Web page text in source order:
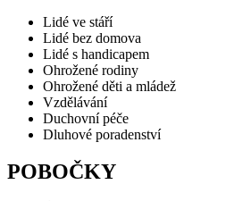
Lidé ve stáří
Lidé bez domova
Lidé s handicapem
Ohrožené rodiny
Ohrožené děti a mládež
Vzdělávání
Duchovní péče
Dluhové poradenství
POBOČKY